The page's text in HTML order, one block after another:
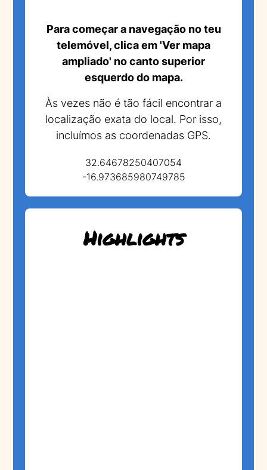
Para começar a navegação no teu
telemóvel, clica em 'Ver mapa
ampliado' no canto superior
esquerdo do mapa.
Às vezes não é tão fácil encontrar a
localização exata do local. Por isso,
incluímos as coordenadas GPS.
32.64678250407054
-16.973685980749785
Highlights